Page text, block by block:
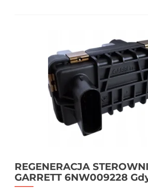
REGENERACJA
GARRETT 6NW009228